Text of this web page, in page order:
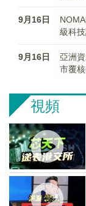
9月16日
級科
9月16日
亞洲
市覆
視頻